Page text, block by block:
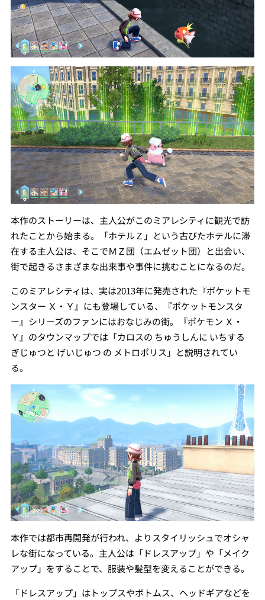
本作のストーリーは、主人公がこのミアレシティに観光で訪
れたことから始まる。「ホテルＺ」という古びたホテルに滞
在する主人公は、そこでＭＺ団（エムゼット団）と出会い、
街で起きるさまざまな出来事や事件に挑むことになるのだ。
このミアレシティは、実は2013年に発売された『ポケットモ
ンスター Ｘ・Ｙ』にも登場している、『ポケットモンスタ
ー』シリーズのファンにはおなじみの街。『ポケモン Ｘ・
Ｙ』のタウンマップでは「カロスの ちゅうしんに いちする
ぎじゅつと げいじゅつ の メトロポリス」と説明されてい
る。
本作では都市再開発が行われ、よりスタイリッシュでオシャ
レな街になっている。主人公は「ドレスアップ」や「メイク
アップ」をすることで、服装や髪型を変えることができる。
「ドレスアップ」はトップスやボトムス、ヘッドギアなどを